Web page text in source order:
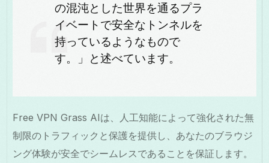
の混沌とした世界を通るプラ
イベートで安全なトンネルを
持っているようなもので
す。」と述べています。
Free VPN Grass AIは、人工知能によって強化された無
制限のトラフィックと保護を提供し、あなたのブラウジ
ング体験が安全でシームレスであることを保証します。